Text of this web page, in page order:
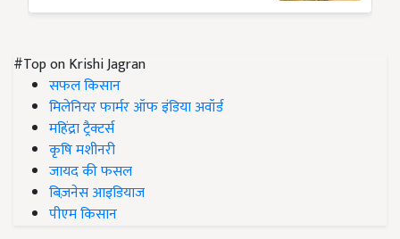
#Top on Krishi Jagran
सफल किसान
मिलेनियर फार्मर ऑफ इंडिया अवॉर्ड
महिंद्रा ट्रैक्टर्स
कृषि मशीनरी
जायद की फसल
बिज़नेस आइडियाज
पीएम किसान